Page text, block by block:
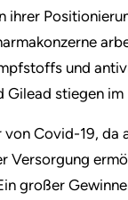
und
Gilead stiegen
Covid-19, da
Versorgung
großer